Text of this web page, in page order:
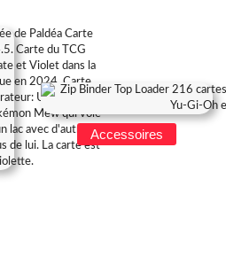
Accessoires